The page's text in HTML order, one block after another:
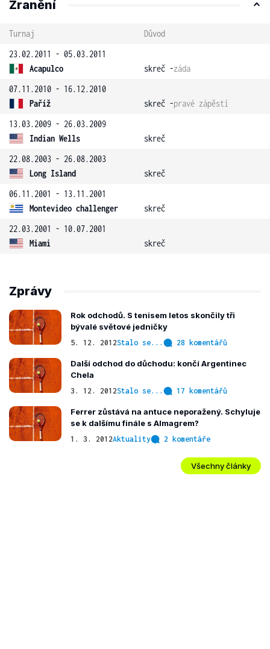
Zranění
Turnaj
Důvod
23.02.2011 - 05.03.2011
Acapulco
skreč -záda
07.11.2010 - 16.12.2010
Paříž
skreč -pravé zápěstí
13.03.2009 - 26.03.2009
Indian Wells
skreč
22.08.2003 - 26.08.2003
Long Island
skreč
06.11.2001 - 13.11.2001
Montevideo challenger
skreč
22.03.2001 - 10.07.2001
Miami
skreč
Zprávy
Rok odchodů. S tenisem letos skončily tři
bývalé světové jedničky
5. 12. 2012Stalo se... 28 komentářů
Další odchod do důchodu: končí Argentinec
Chela
3. 12. 2012Stalo se... 17 komentářů
Ferrer zůstává na antuce neporažený. Schyluje
se k dalšímu finále s Almagrem?
1. 3. 2012Aktuality 2 komentáře
Všechny články